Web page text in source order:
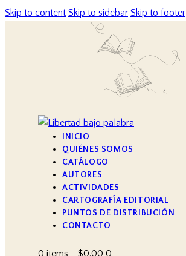
Skip to content Skip to sidebar Skip to footer
INICIO
QUIÉNES SOMOS
CATÁLOGO
AUTORES
ACTIVIDADES
CARTOGRAFÍA EDITORIAL
PUNTOS DE DISTRIBUCIÓN
CONTACTO
0 items - $0.00 0